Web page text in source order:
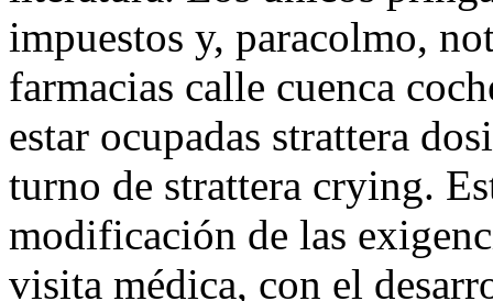
impuestos y, paracolmo,
farmacias calle cuenca
estar ocupadas strattera
turno de strattera crying.
modificación de las
visita médica, con el